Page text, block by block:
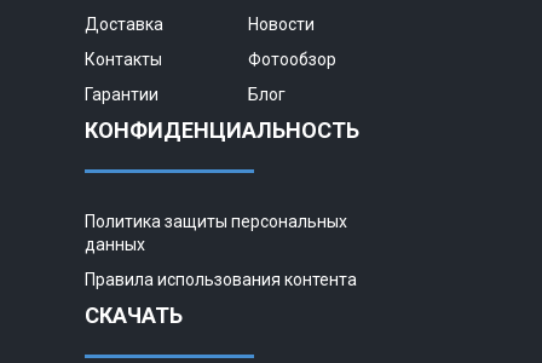
Доставка
Новости
Контакты
Фотообзор
Гарантии
Блог
КОНФИДЕНЦИАЛЬНОСТЬ
Политика защиты персональных
данных
Правила использования контента
СКАЧАТЬ